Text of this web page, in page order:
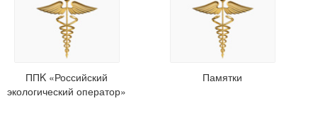
ППK «Российский
экологический оператор»
Памятки